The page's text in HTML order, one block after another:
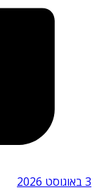
3 באוגוסט 2026